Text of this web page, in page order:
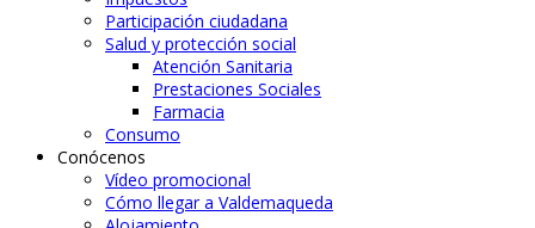
Participación ciudadana
Salud y protección social
Atención Sanitaria
Prestaciones Sociales
Farmacia
Consumo
Conócenos
Vídeo promocional
Cómo llegar a Valdemaqueda